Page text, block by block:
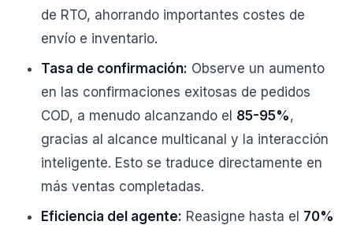
de RTO, ahorrando importantes costes de
envío e inventario.
Tasa de confirmación: Observe un aumento
en las confirmaciones exitosas de pedidos
COD, a menudo alcanzando el 85-95%,
gracias al alcance multicanal y la interacción
inteligente. Esto se traduce directamente en
más ventas completadas.
Eficiencia del agente: Reasigne hasta el 70%